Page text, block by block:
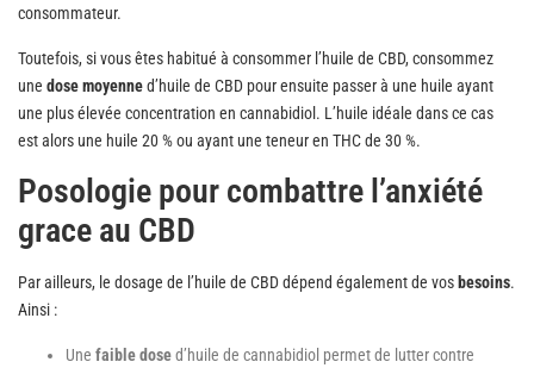
consommateur.
Toutefois, si vous êtes habitué à consommer l’huile de CBD, consommez
une dose moyenned’huile de CBD pour ensuite passer à une huile ayant
une plus élevée concentration en cannabidiol. L’huile idéale dans ce cas
est alors une huile 20 % ou ayant une teneur en THC de 30 %.
Posologie pour combattre l’anxiété
grace au CBD
Par ailleurs, le dosage de l’huile de CBD dépend également de vos besoins.
Ainsi :
Une faible dosed’huile de cannabidiol permet de lutter contre